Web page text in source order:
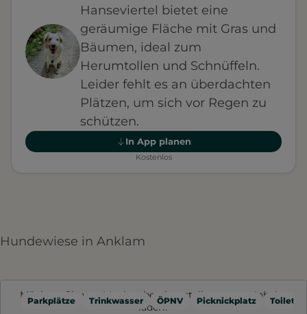
Hanseviertel bietet eine
geräumige Fläche mit Gras und
Bäumen, ideal zum
Herumtollen und Schnüffeln.
Leider fehlt es an überdachten
Plätzen, um sich vor Regen zu
schützen.
In App planen
Kostenlos
Hundewiese in Anklam
Parkplätze Trinkwasser ÖPNV Picknickplatz
Möchten Sie von Mapbox
bereitgestellte externe Inhalte
laden?